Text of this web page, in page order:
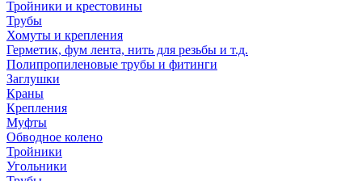
Тройники и крестовины
Трубы
Хомуты и крепления
Герметик, фум лента, нить для резьбы и т.д.
Полипропиленовые трубы и фитинги
Заглушки
Краны
Крепления
Муфты
Обводное колено
Тройники
Угольники